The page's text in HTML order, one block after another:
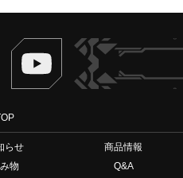
Twitter ヴァンガードch
らせ
商品情報
物
Q&A